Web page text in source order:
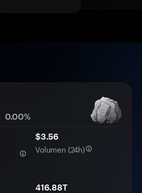
0.00%
$3.56
Volumen (24h)
416.88T